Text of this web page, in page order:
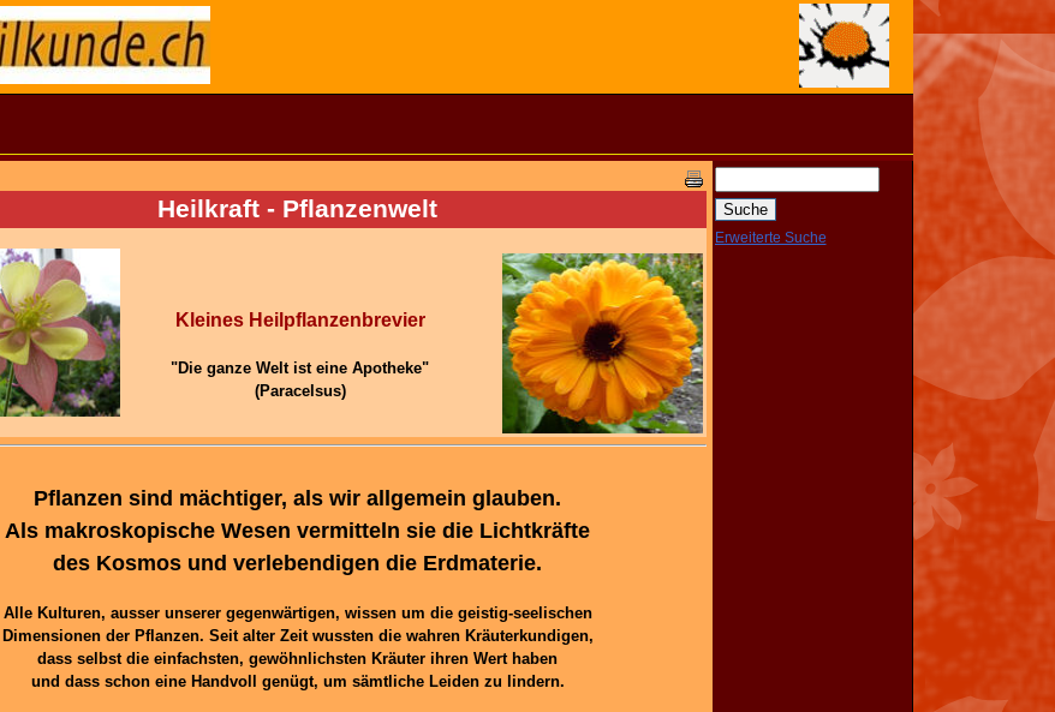
Heilkraft - Pflanzenwelt
Kleines Heilpflanzenbrevier
"Die ganze Welt ist eine Apotheke"
(Paracelsus)
Pflanzen sind mächtiger, als wir allgemein glauben.
Als makroskopische Wesen vermitteln sie die Lichtkräfte
des Kosmos und verlebendigen die Erdmaterie.
Alle Kulturen, ausser unserer gegenwärtigen, wissen um die geistig-seelischen
Dimensionen der Pflanzen. Seit alter Zeit wussten die wahren Kräuterkundigen,
dass selbst die einfachsten, gewöhnlichsten Kräuter ihren Wert haben
und dass schon eine Handvoll genügt, um sämtliche Leiden zu lindern.
Erweiterte Suche